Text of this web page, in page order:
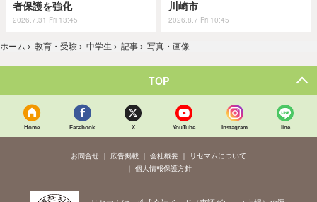
者保護を強化
2026.7.31 Fri 13:45
川崎市
2026.8.7 Fri 10:45
ホーム › 教育・受験 › 中学生 › 記事 › 写真・画像
TOP
Home Facebook X YouTube Instagram line
お問合せ 広告掲載 会社概要
リセマムについて
個人情報保護方針